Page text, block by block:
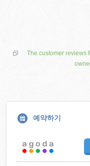
The customer reviews
예약하기